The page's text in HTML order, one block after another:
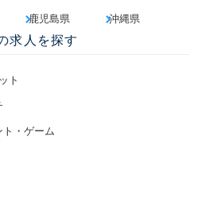
鹿児島県 沖縄県
求人を探す
ト
・ゲーム